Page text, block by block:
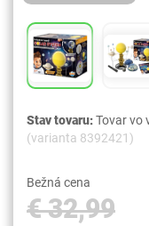
Stav tovaru:Tovar vo
(varianta 8392421)
Bežná cena
€ 32,99